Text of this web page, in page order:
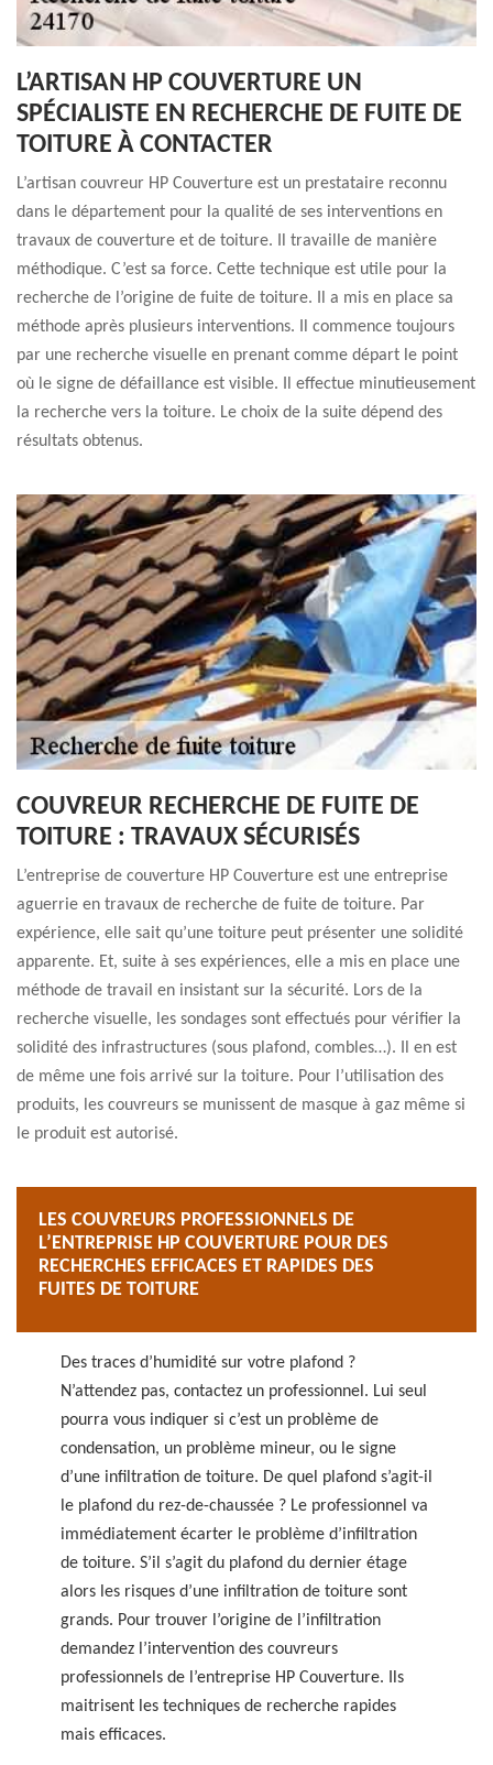
L’ARTISAN HP COUVERTURE UN
SPÉCIALISTE EN RECHERCHE DE FUITE DE
TOITURE À CONTACTER
L’artisan couvreur HP Couverture est un prestataire reconnu
dans le département pour la qualité de ses interventions en
travaux de couverture et de toiture. Il travaille de manière
méthodique. C’est sa force. Cette technique est utile pour la
recherche de l’origine de fuite de toiture. Il a mis en place sa
méthode après plusieurs interventions. Il commence toujours
par une recherche visuelle en prenant comme départ le point
où le signe de défaillance est visible. Il effectue minutieusement
la recherche vers la toiture. Le choix de la suite dépend des
résultats obtenus.
COUVREUR RECHERCHE DE FUITE DE
TOITURE : TRAVAUX SÉCURISÉS
L’entreprise de couverture HP Couverture est une entreprise
aguerrie en travaux de recherche de fuite de toiture. Par
expérience, elle sait qu’une toiture peut présenter une solidité
apparente. Et, suite à ses expériences, elle a mis en place une
méthode de travail en insistant sur la sécurité. Lors de la
recherche visuelle, les sondages sont effectués pour vérifier la
solidité des infrastructures (sous plafond, combles…). Il en est
de même une fois arrivé sur la toiture. Pour l’utilisation des
produits, les couvreurs se munissent de masque à gaz même si
le produit est autorisé.
LES COUVREURS PROFESSIONNELS DE
L’ENTREPRISE HP COUVERTURE POUR DES
RECHERCHES EFFICACES ET RAPIDES DES
FUITES DE TOITURE
Des traces d’humidité sur votre plafond ?
N’attendez pas, contactez un professionnel. Lui seul
pourra vous indiquer si c’est un problème de
condensation, un problème mineur, ou le signe
d’une infiltration de toiture. De quel plafond s’agit-il
le plafond du rez-de-chaussée ? Le professionnel va
immédiatement écarter le problème d’infiltration
de toiture. S’il s’agit du plafond du dernier étage
alors les risques d’une infiltration de toiture sont
grands. Pour trouver l’origine de l’infiltration
demandez l’intervention des couvreurs
professionnels de l’entreprise HP Couverture. Ils
maitrisent les techniques de recherche rapides
mais efficaces.